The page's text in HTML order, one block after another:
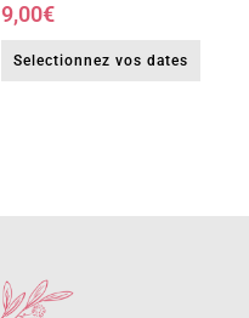
9,00€
Selectionnez vos dates